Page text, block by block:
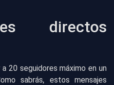
directos
20 seguidores máximo en un
sabrás, estos mensajes